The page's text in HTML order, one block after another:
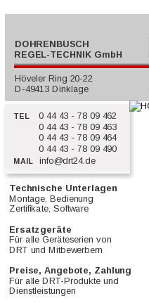
  DOHRENBUSCH
REGEL-TECHNIK GmbH
  Höveler Ring 20-22
  D-49413 Dinklage
  TEL
0 44 43 - 78 09 462
0 44 43 - 78 09 463
0 44 43 - 78 09 464
0 44 43 - 78 09 490
  MAIL
info@drt24.de
Technische Unterlagen
Montage, Bedienung
Zertifikate, Software
Ersatzgeräte
Für alle Geräteserien von
DRT und Mitbewerbern
Preise, Angebote, Zahlung
Für alle DRT-Produkte und
Dienstleistungen